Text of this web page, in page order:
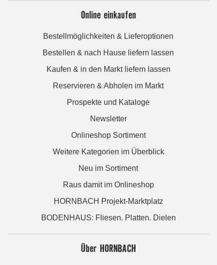
Online einkaufen
Bestellmöglichkeiten & Lieferoptionen
Bestellen & nach Hause liefern lassen
Kaufen & in den Markt liefern lassen
Reservieren & Abholen im Markt
Prospekte und Kataloge
Newsletter
Onlineshop Sortiment
Weitere Kategorien im Überblick
Neu im Sortiment
Raus damit im Onlineshop
HORNBACH Projekt-Marktplatz
BODENHAUS: Fliesen. Platten. Dielen
Über HORNBACH